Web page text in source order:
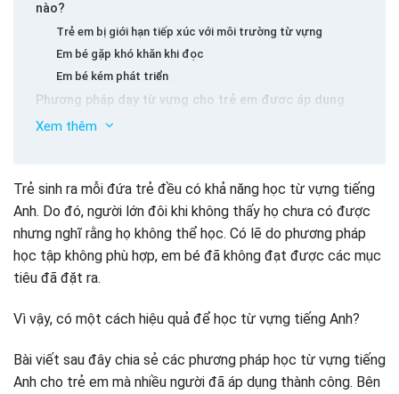
nào?
Trẻ em bị giới hạn tiếp xúc với môi trường từ vựng
Em bé gặp khó khăn khi đọc
Em bé kém phát triển
Phương pháp dạy từ vựng cho trẻ em được áp dụng
thành công
Thực hành viết để ghi nhớ từ vựng tiếng Anh
Dán giấy ghi chú từ tiếng Anh xung quanh đối tượng trong
nhà
Chơi trò chơi từ vựng tiếng Anh
Mỗi ngày học một từ vựng tiếng Anh cho trẻ em
Xem thêm
Trẻ sinh ra mỗi đứa trẻ đều có khả năng học từ vựng tiếng
Anh. Do đó, người lớn đôi khi không thấy họ chưa có được
nhưng nghĩ rằng họ không thể học. Có lẽ do phương pháp
học tập không phù hợp, em bé đã không đạt được các mục
tiêu đã đặt ra.
Vì vậy, có một cách hiệu quả để học từ vựng tiếng Anh?
Bài viết sau đây chia sẻ các phương pháp học từ vựng tiếng
Anh cho trẻ em mà nhiều người đã áp dụng thành công. Bên